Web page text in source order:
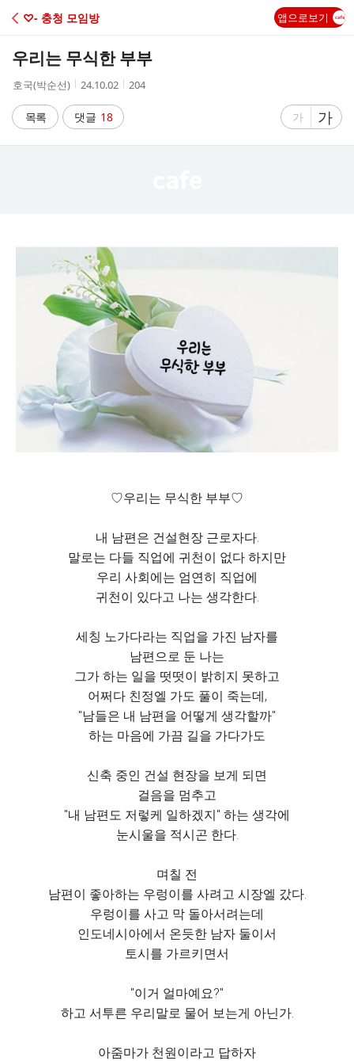
C
♡- 충청 모임방 앱으로보기
우리는 무식한 부부
작
자
호국(박순선)
작
시
간
24.10.02
조
204
목록 댓글 18
글
가
글
자
가
♡우리는 무식한 부부♡
내 남편은 건설현장 근로자다.
말로는 다들 직업에 귀천이 없다 하지만
우리 사회에는 엄연히 직업에
귀천이 있다고 나는 생각한다.
세칭 노가다라는 직업을 가진 남자를
남편으로 둔 나는
그가 하는 일을 떳떳이 밝히지 못하고
어쩌다 친정엘 가도 풀이 죽는데,
"남들은 내 남편을 어떻게 생각할까"
하는 마음에 가끔 길을 가다가도
신축 중인 건설 현장을 보게 되면
걸음을 멈추고
"내 남편도 저렇케 일하겠지" 하는 생각에
눈시울을 적시곤 한다.
며칠 전
남편이 좋아하는 우렁이를 사려고 시장엘 갔다.
우렁이를 사고 막 돌아서려는데
인도네시아에서 온듯한 남자 둘이서
토시를 가르키면서
"이거 얼마예요?"
하고 서투른 우리말로 물어 보는게 아닌가.
아줌마가 천원이라고 답하자